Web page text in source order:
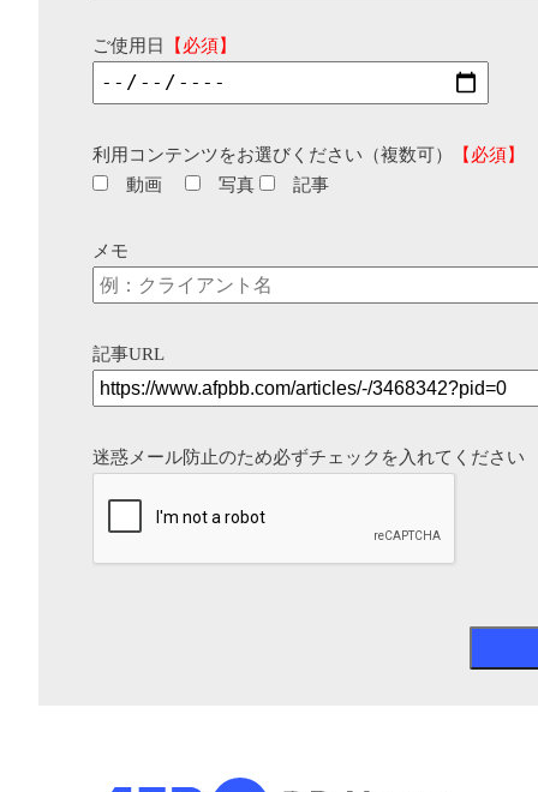
ご使用日 【必須】
利用コンテンツをお選びください（複数可）
【必須】
動画
写真 記事
メモ
記事URL
迷惑メール防止のため必ずチェックを入れてください